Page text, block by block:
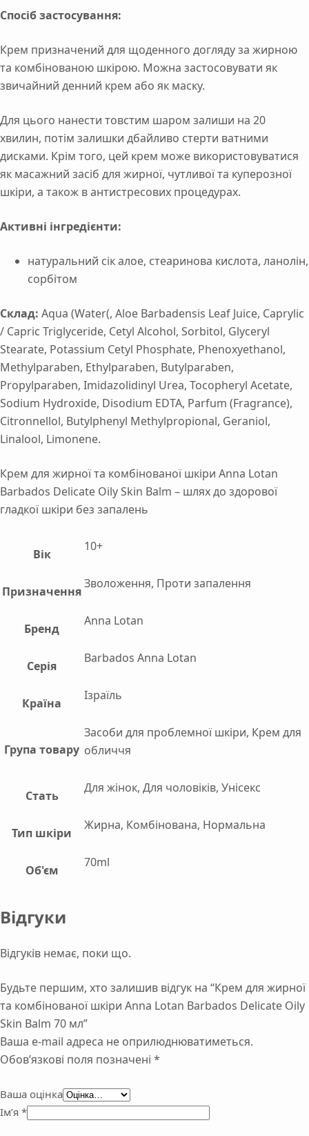
Спосіб застосування:
Крем призначений для щоденного догляду за жирною
та комбінованою шкірою. Можна застосовувати як
звичайний денний крем або як маску.
Для цього нанести товстим шаром залиши на 20
хвилин, потім залишки дбайливо стерти ватними
дисками. Крім того, цей крем може використовуватися
як масажний засіб для жирної, чутливої та куперозної
шкіри, а також в антистресових процедурах.
Активні інгредієнти:
натуральний сік алое, стеаринова кислота, ланолін,
сорбітом
Склад: Aqua (Water(, Aloe Barbadensis Leaf Juice, Caprylic
/ Capric Triglyceride, Cetyl Alcohol, Sorbitol, Glyceryl
Stearate, Potassium Cetyl Phosphate, Phenoxyethanol,
Methylparaben, Ethylparaben, Butylparaben,
Propylparaben, Imidazolidinyl Urea, Tocopheryl Acetate,
Sodium Hydroxide, Disodium EDTA, Parfum (Fragrance),
Citronnellol, Butylphenyl Methylpropional, Geraniol,
Linalool, Limonene.
Крем для жирної та комбінованої шкіри Anna Lotan
Barbados Delicate Oily Skin Balm – шлях до здорової
гладкої шкіри без запалень
Вік
10+
Призначення
Зволоження, Проти запалення
Бренд
Anna Lotan
Серія
Barbados Anna Lotan
Країна
Ізраїль
Група товару
Засоби для проблемної шкіри, Крем для
обличчя
Стать
Для жінок, Для чоловіків, Унісекс
Тип шкіри
Жирна, Комбінована, Нормальна
Об'єм
70ml
Відгуки
Відгуків немає, поки що.
Будьте першим, хто залишив відгук на “Крем для жирної
та комбінованої шкіри Anna Lotan Barbados Delicate Oily
Skin Balm 70 мл”
Ваша e-mail адреса не оприлюднюватиметься.
Обов’язкові поля позначені *
Ваша оцінка
Ім’я *